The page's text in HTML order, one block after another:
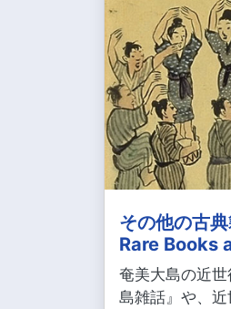
その他の古
Rare Books
奄美大島の近
島雑話』や、